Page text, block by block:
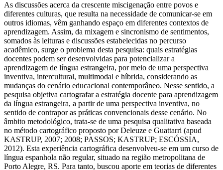
As discussões acerca da crescente miscigenação entre povos e
diferentes culturas, que resulta na necessidade de comunicar-se em
outros idiomas, vêm ganhando espaço em diferentes contextos de
aprendizagem. Assim, da mixagem e sincronismo de sentimentos,
somados às leituras e discussões estabelecidas no percurso
acadêmico, surge o problema desta pesquisa: quais estratégias
docentes podem ser desenvolvidas para potencializar a
aprendizagem de língua estrangeira, por meio de uma perspectiva
inventiva, intercultural, multimodal e híbrida, considerando as
mudanças do cenário educacional contemporâneo. Nesse sentido, a
pesquisa objetiva cartografar a estratégia docente para aprendizagem
da língua estrangeira, a partir de uma perspectiva inventiva, no
sentido de contrapor as práticas convencionais desse cenário. No
âmbito metodológico, trata-se de uma pesquisa qualitativa baseada
no método cartográfico proposto por Deleuze e Guattarri (apud
KASTRUP, 2007; 2008; PASSOS; KASTRUP; ESCÓSSIA,
2012). Esta experiência cartográfica desenvolveu-se em um curso de
língua espanhola não regular, situado na região metropolitana de
Porto Alegre, RS. Para tanto, buscou aporte em teorias de diferentes